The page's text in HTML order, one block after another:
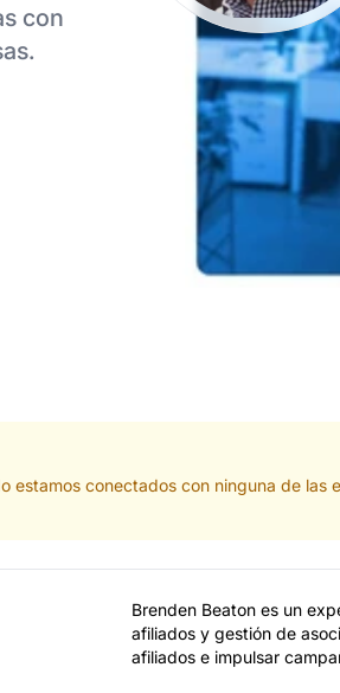
con
conectados con ninguna de las
Brenden Beaton es un
afiliados y gestión de
afiliados e impulsar